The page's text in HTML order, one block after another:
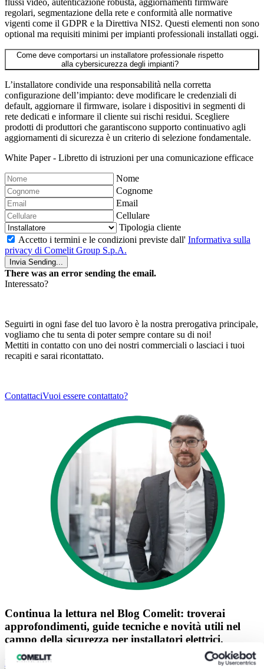
regolari, segmentazione della rete e conformità alle normative
vigenti come il GDPR e la Direttiva NIS2. Questi elementi non sono
optional ma requisiti minimi per impianti professionali installati oggi.
Come deve comportarsi un installatore professionale rispetto
alla cybersicurezza degli impianti?
L’installatore condivide una responsabilità nella corretta
configurazione dell’impianto: deve modificare le credenziali di
default, aggiornare il firmware, isolare i dispositivi in segmenti di
rete dedicati e informare il cliente sui rischi residui. Scegliere
prodotti di produttori che garantiscono supporto continuativo agli
aggiornamenti di sicurezza è un criterio di selezione fondamentale.
White Paper - Libretto di istruzioni per una comunicazione efficace
Nome
Cognome
Email
Cellulare
Tipologia cliente
Accetto i termini e le condizioni previste dall' Informativa sulla
privacy di Comelit Group S.p.A.
Invia Sending...
There was an error sending the email.
Interessato?
Seguirti in ogni fase del tuo lavoro è la nostra prerogativa principale,
vogliamo che tu senta di poter sempre contare su di noi!
Mettiti in contatto con uno dei nostri commerciali o lasciaci i tuoi
recapiti e sarai ricontattato.
ContattaciVuoi essere contattato?
Continua la lettura nel Blog Comelit: troverai
approfondimenti, guide tecniche e novità utili nel
campo della sicurezza per installatori elettrici.
Blog Comelit